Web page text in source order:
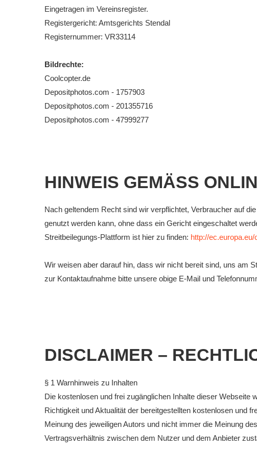
Eingetragen im Vereinsregister.
Registergericht: Amtsgerichts Stendal
Registernummer: VR33114
Bildrechte:
Coolcopter.de
Depositphotos.com - 1757903
Depositphotos.com - 201355716
Depositphotos.com - 47999277
HINWEIS GEMÄSS
Nach geltendem Recht sind wir verpflichtet, Verbraucher auf
genutzt werden kann, ohne dass ein Gericht eingeschaltet
Streitbeilegungs-Plattform ist hier zu finden: http://ec.europa.eu/
Wir weisen aber darauf hin, dass wir nicht bereit sind, uns am
zur Kontaktaufnahme bitte unsere obige E-Mail und
DISCLAIMER –
§ 1 Warnhinweis zu Inhalten
Die kostenlosen und frei zugänglichen Inhalte dieser
Richtigkeit und Aktualität der bereitgestellten kostenlosen und
Meinung des jeweiligen Autors und nicht immer die Meinung
Vertragsverhältnis zwischen dem Nutzer und dem Anbieter